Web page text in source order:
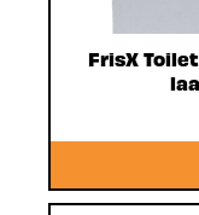
FrisX